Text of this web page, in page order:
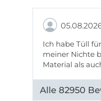
Ich habe Tüll
meiner Nichte
Material als
Abbildung u
Lieferung
Alle 82950